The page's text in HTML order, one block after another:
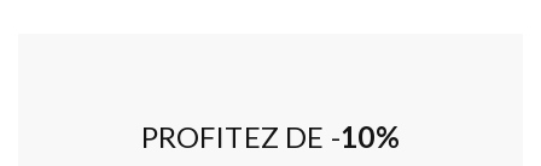
PROFITEZ DE -10%